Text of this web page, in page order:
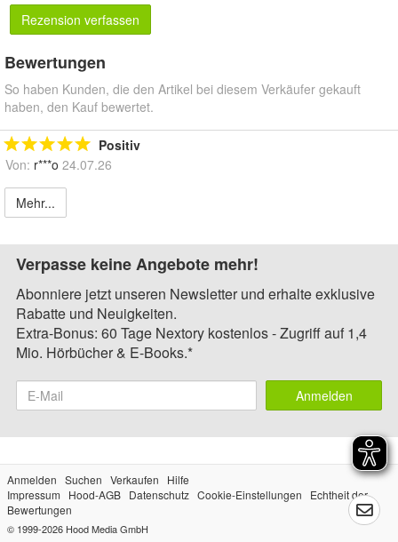
Rezension verfassen
Bewertungen
So haben Kunden, die den Artikel bei diesem Verkäufer gekauft
haben, den Kauf bewertet.
Positiv
Von: r***o 24.07.26
Mehr...
Verpasse keine Angebote mehr!
Abonniere jetzt unseren Newsletter und erhalte exklusive
Rabatte und Neuigkeiten.
Extra-Bonus: 60 Tage Nextory kostenlos - Zugriff auf 1,4
Mio. Hörbücher & E-Books.*
Anmelden
Anmelden Suchen Verkaufen
Hilfe
Impressum
Hood-AGB Datenschutz Cookie-Einstellungen
Echtheit der
Bewertungen
© 1999-2026 Hood Media GmbH